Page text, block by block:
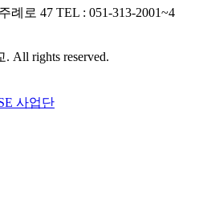
례로 47 TEL : 051-313-2001~4
All rights reserved.
사업단